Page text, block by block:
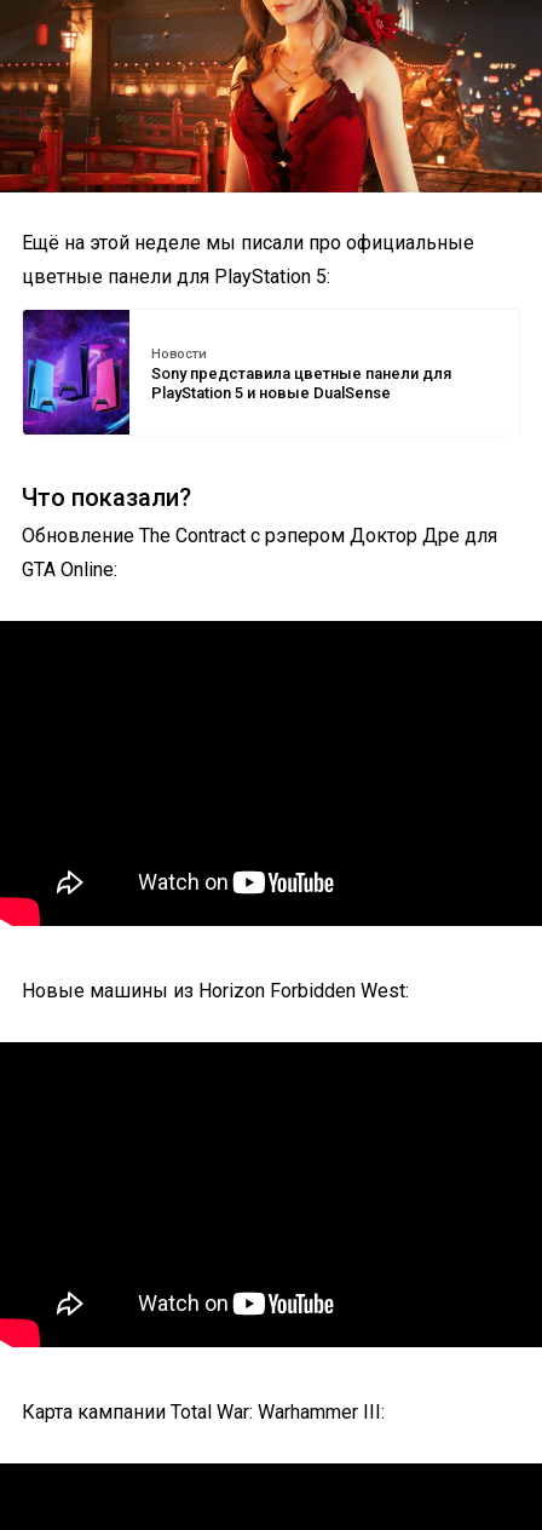
Ещё на этой неделе мы писали про официальные
цветные панели для PlayStation 5:
Новости
Sony представила цветные панели для
PlayStation 5 и новые DualSense
Что показали?
Обновление The Contract с рэпером Доктор Дре для
GTA Online:
Новые машины из Horizon Forbidden West:
Карта кампании Total War: Warhammer III: